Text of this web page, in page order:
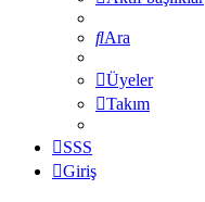
Ara
Üyeler
Takım
SSS
Giriş